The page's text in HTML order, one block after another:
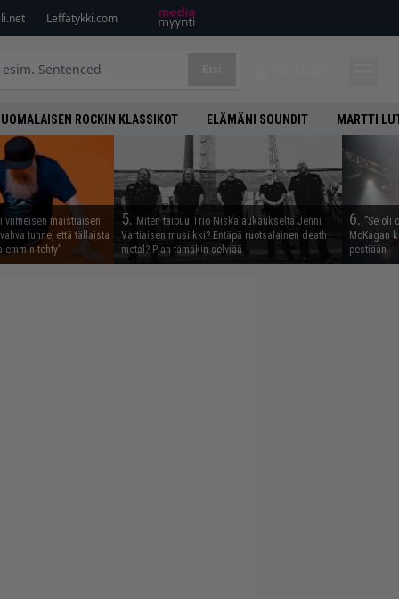
Leffatykki.com
ROCKIN KLASSIKOT ELÄMÄNI SOUNDIT MARTTI
viimeisen maistiaisen
tunne, että tällaista
tehty”
5. Miten taipuu Trio Niskalaukaukselta Jenni
Vartiaisen musiikki? Entäpä ruotsalainen death
metal? Pian tämäkin selviää
6. ”Se oli
McKagan
pestiään